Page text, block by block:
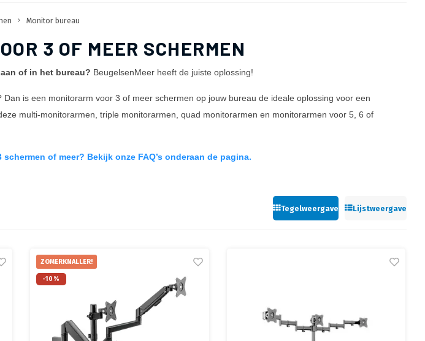
Monitor bureau
3 OF MEER SCHERMEN
of in het bureau? BeugelsenMeer heeft de juiste oplossing!
is een monitorarm voor 3 of meer schermen op jouw bureau de ideale oplossing voor een
multi-monitorarmen, triple monitorarmen, quad monitorarmen en monitorarmen voor 5, 6 of
of meer? Bekijk onze FAQ’s onderaan de pagina.
Tegelweergave Lijstweergave
ZOMERKNALLER!
-10%